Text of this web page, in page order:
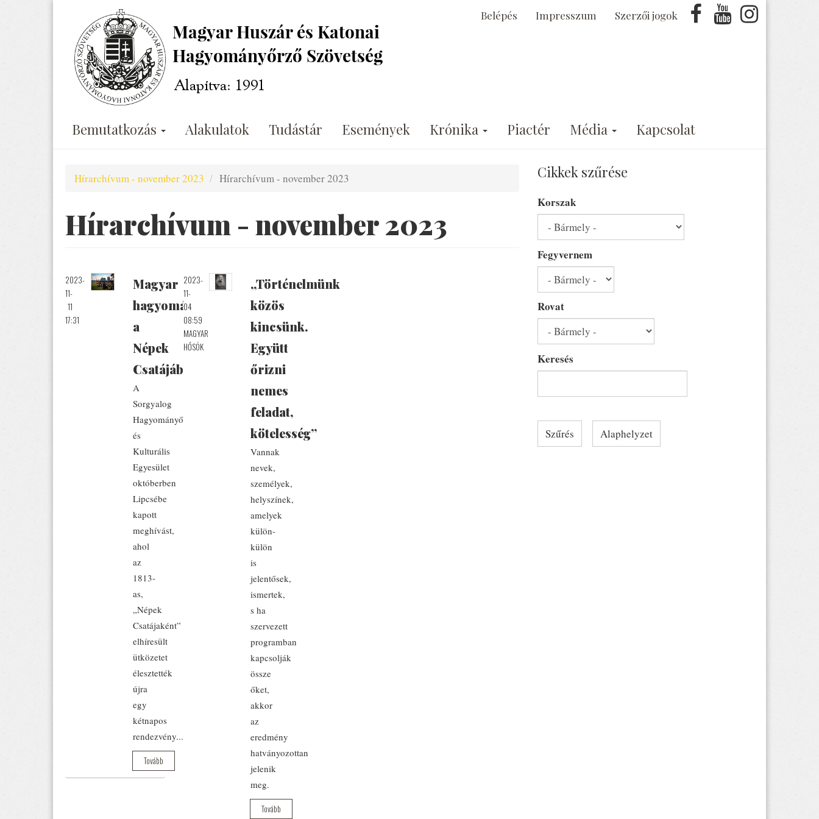
Belépés Impresszum Szerzői jogok
Bemutatkozás Alakulatok Tudástár Események Krónika Piactér Média Kapcsolat
Hírarchívum - november 2023 Hírarchívum - november 2023
Hírarchívum - november 2023
2023-
11-
11
17:31
Magyar
hagyományőrzők
a
Népek
Csatájában
A
Sorgyalog
Hagyományőrző
és
Kulturális
Egyesület
októberben
Lipcsébe
kapott
meghívást,
ahol
az
1813-
as,
„Népek
Csatájaként”
elhíresült
ütközetet
élesztették
újra
egy
kétnapos
rendezvény...
Tovább
2023-
11-
04
08:59
MAGYAR
HŐSÖK
„Történelmünk
közös
kincsünk.
Együtt
őrizni
nemes
feladat,
kötelesség”
Vannak
nevek,
személyek,
helyszínek,
amelyek
külön-
külön
is
jelentősek,
ismertek,
s ha
szervezett
programban
kapcsolják
össze
őket,
akkor
az
eredmény
hatványozottan
jelenik
meg.
Tovább
Cikkek szűrése
Korszak
Fegyvernem
Rovat
Keresés
Szűrés Alaphelyzet